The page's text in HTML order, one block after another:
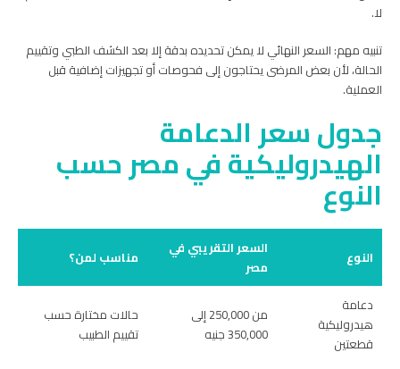
لا.
تنبيه مهم: السعر النهائي لا يمكن تحديده بدقة إلا بعد الكشف الطبي وتقييم
الحالة، لأن بعض المرضى يحتاجون إلى فحوصات أو تجهيزات إضافية قبل
العملية.
جدول سعر الدعامة
الهيدروليكية في مصر حسب
النوع
النوع
السعر التقريبي في
مصر
مناسب لمن؟
دعامة
هيدروليكية
قطعتين
من 250,000 إلى
350,000 جنيه
حالات مختارة حسب
تقييم الطبيب